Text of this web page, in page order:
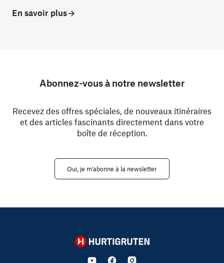
En savoir plus
Abonnez-vous à notre newsletter
Recevez des offres spéciales, de nouveaux itinéraires
et des articles fascinants directement dans votre
boîte de réception.
Oui, je m'abonne à la newsletter
Hurtigruten